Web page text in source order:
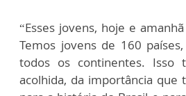
“Esses jovens, hoje e
Temos jovens de 160
todos os continentes. Isso
acolhida, da importância que